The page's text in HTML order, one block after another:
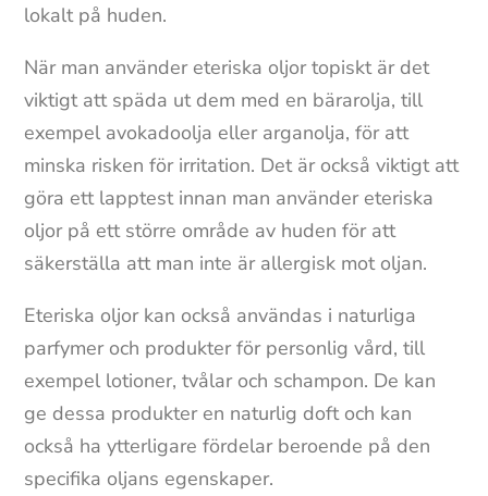
lokalt på huden.
När man använder eteriska oljor topiskt är det
viktigt att späda ut dem med en bärarolja, till
exempel avokadoolja eller arganolja, för att
minska risken för irritation. Det är också viktigt att
göra ett lapptest innan man använder eteriska
oljor på ett större område av huden för att
säkerställa att man inte är allergisk mot oljan.
Eteriska oljor kan också användas i naturliga
parfymer och produkter för personlig vård, till
exempel lotioner, tvålar och schampon. De kan
ge dessa produkter en naturlig doft och kan
också ha ytterligare fördelar beroende på den
specifika oljans egenskaper.